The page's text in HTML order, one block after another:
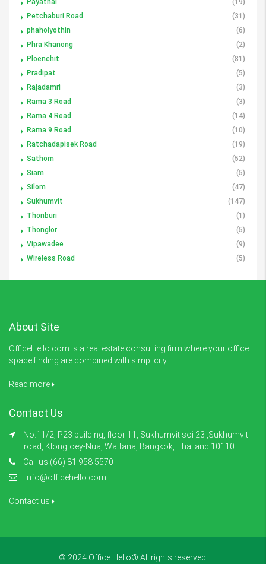
Petchaburi Road
(31)
phaholyothin
(6)
Phra Khanong
(2)
Ploenchit
(81)
Pradipat
(5)
Rajadamri
(3)
Rama 3 Road
(3)
Rama 4 Road
(14)
Rama 9 Road
(10)
Ratchadapisek Road
(19)
Sathorn
(52)
Siam
(5)
Silom
(47)
Sukhumvit
(147)
Thonburi
(1)
Thonglor
(5)
Vipawadee
(9)
Wireless Road
(5)
About Site
OfficeHello.com is a real estate consulting firm where your office
space finding are combined with simplicity.
Read more
Contact Us
No.11/2, P23 building, floor 11, Sukhumvit soi 23 ,Sukhumvit
road, Klongtoey-Nua, Wattana, Bangkok, Thailand 10110
Call us (66) 81 958 5570
info@officehello.com
Contact us
© 2024 Office Hello® All rights reserved.